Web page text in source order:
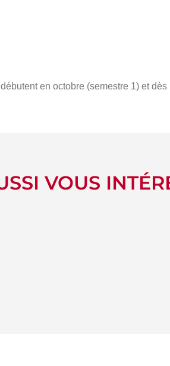
en octobre (semestre 1) et
VOUS